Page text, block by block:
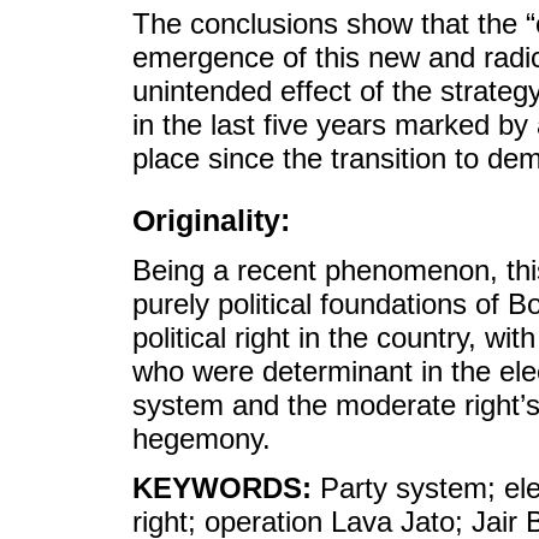
The conclusions show that the
emergence of this new and
unintended effect of the
in the last five years marked
place since the transition to
Originality:
Being a recent phenomenon,
purely political foundations of
political right in the country,
who were determinant in the
system and the moderate
hegemony.
KEYWORDS: Party system;
right; operation Lava Jato; Jair